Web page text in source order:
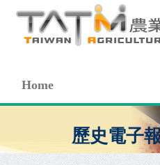
Home
歷史電子